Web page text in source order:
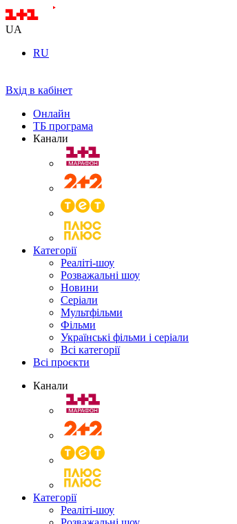
UA
RU
Вхід в кабінет
Онлайн
ТБ програма
Канали
Категорії
Реаліті-шоу
Розважальні шоу
Новини
Серіали
Мультфільми
Фільми
Українські фільми і серіали
Всі категорії
Всі проєкти
Канали
Категорії
Реаліті-шоу